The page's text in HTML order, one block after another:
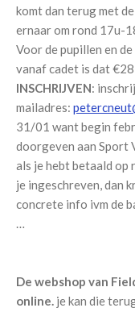
komt dan terug met
ernaar om rond 17u-
Voor de pupillen en
vanaf cadet is dat
INSCHRIJVEN:
mailadres:
31/01 want begin
doorgeven aan Sport
als je hebt betaald op
je ingeschreven, dan
concrete info ivm de
…
De webshop van
online. je kan die